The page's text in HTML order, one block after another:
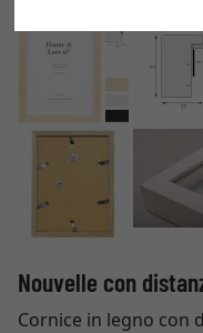
Nouvelle con
Cornice in legno con